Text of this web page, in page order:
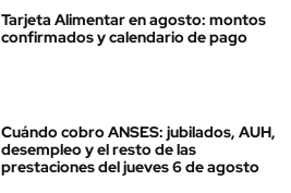
Tarjeta Alimentar en agosto: montos
confirmados y calendario de pago
Cuándo cobro ANSES: jubilados, AUH,
desempleo y el resto de las
prestaciones del jueves 6 de agosto